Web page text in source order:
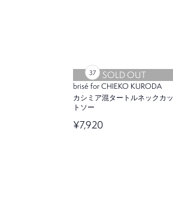
SOLD OUT
brisé for CHIEKO KURODA
カシミア混タートルネックカッ
トソー
¥7,920